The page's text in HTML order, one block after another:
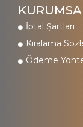
İptal Şartları
Kiralama
Ödeme